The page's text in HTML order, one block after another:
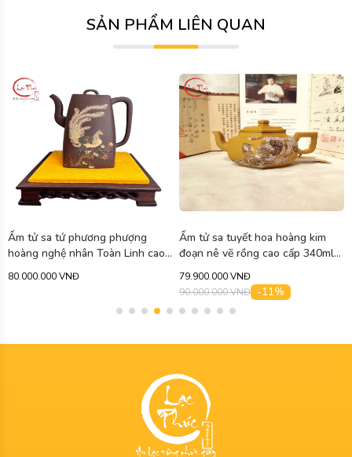
SẢN PHẨM LIÊN QUAN
Ấm tử sa tứ phương phượng
hoàng nghệ nhân Toàn Linh cao
80.000.000 VNĐ
Ấm tử sa tuyết hoa hoàng kim
đoạn nê vẽ rồng cao cấp 340ml
79.900.000 VNĐ
90.000.000 VNĐ -11%